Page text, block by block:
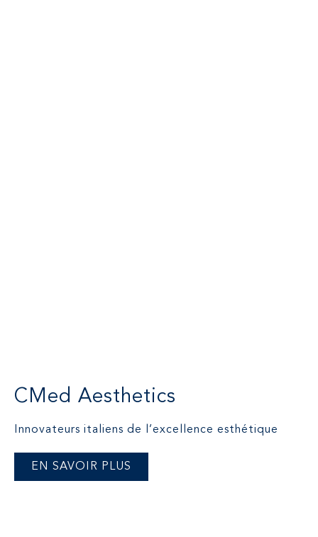
CMed Aesthetics
Innovateurs italiens de l’excellence esthétique
EN SAVOIR PLUS